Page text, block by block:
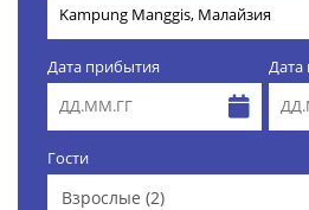
Дата прибытия Дата
Гости
Взрослые (2)